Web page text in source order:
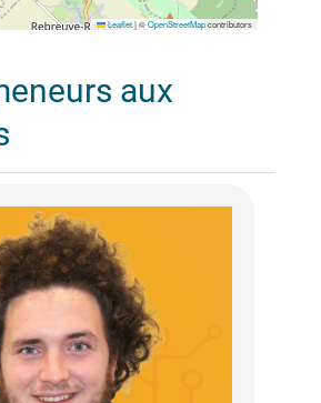
Leaflet |©OpenStreetMapcontributors
aux